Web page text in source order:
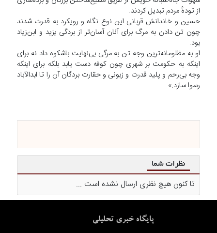
از تودهٔ مردم تبدیل کردند.
حسین و خاندانش قربانی این نوع نگاه و رویکرد به قدرت شدند
چون تن دادن به مرگ برای آنان آسان‌تر از بردگی یزید و ابن‌زیاد
بود.
او به مظلومانه‌ترین وجه تن به مرگی بی‌نهایت باشکوه داد نه برای
اینکه به حکومت بر شهری چون کوفه دست یابد بلکه برای اینکه
وجه بی‌رحم و پلید قدرت و زبونی و حقارت بردگان آن را تا ابدالآباد
رسوا سازد.»
نظرات شما
تا کنون هیچ نظری ارسال نشده است ...